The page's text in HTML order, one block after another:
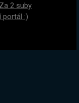
2 suby
portál :)